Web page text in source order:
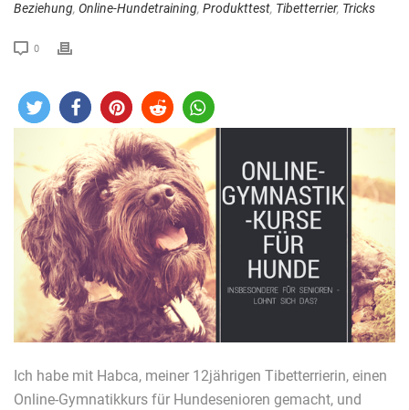
Beziehung, Online-Hundetraining, Produkttest, Tibetterrier, Tricks
0
Ich habe mit Habca, meiner 12jährigen Tibetterrierin, einen
Online-Gymnatikkurs für Hundesenioren gemacht, und